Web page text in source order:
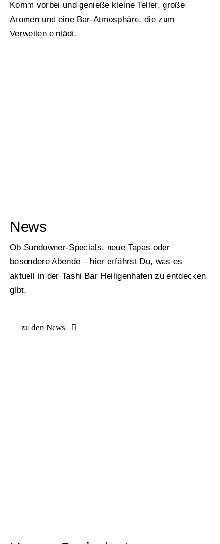
Komm vorbei und genieße kleine Teller, große
Aromen und eine Bar-Atmosphäre, die zum
Verweilen einlädt.
News
Ob Sundowner-Specials, neue Tapas oder
besondere Abende – hier erfährst Du, was es
aktuell in der Tashi Bar Heiligenhafen zu entdecken
gibt.
zu den News